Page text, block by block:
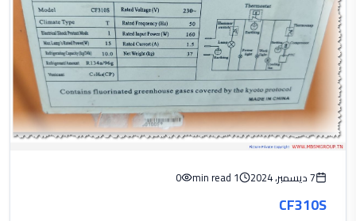
7 ديسمبر، 2024 1 min read
0
CF310S